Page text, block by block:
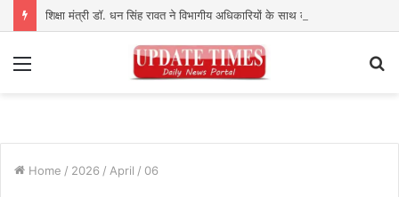
शिक्षा मंत्री डॉ. धन सिंह रावत ने विभागीय अधिकारियों के साथ की समीक्षा बैठक
Home / 2026 / April / 06